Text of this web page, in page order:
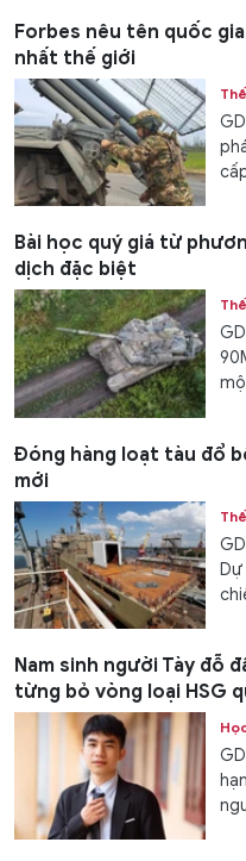
Forbes nêu tên quốc
nhất thế giới
Bài học quý giá từ
dịch đặc biệt
Đóng hàng loạt tàu đổ
mới
Dự
Nam sinh người Tày đỗ
từng bỏ vòng loại HSG